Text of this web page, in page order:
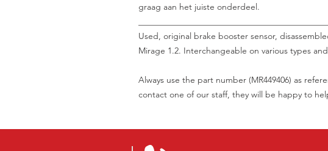
graag aan het juiste onderdeel.
Used, original brake booster sensor,
Mirage 1.2. Interchangeable on various types
Always use the part number (MR449406) as
contact one of our staff, they will be happy to